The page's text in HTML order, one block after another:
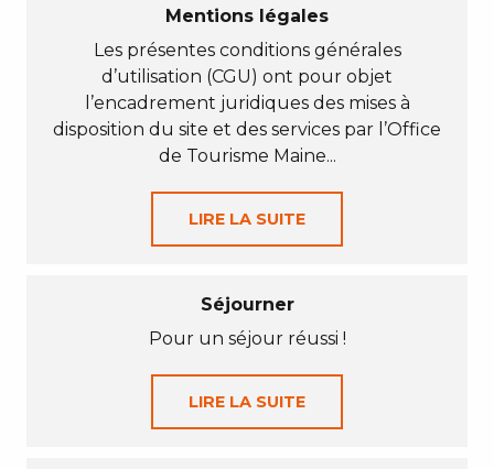
Mentions légales
Les présentes conditions générales
d’utilisation (CGU) ont pour objet
l’encadrement juridiques des mises à
disposition du site et des services par l’Office
de Tourisme Maine...
LIRE LA SUITE
Séjourner
Pour un séjour réussi !
LIRE LA SUITE